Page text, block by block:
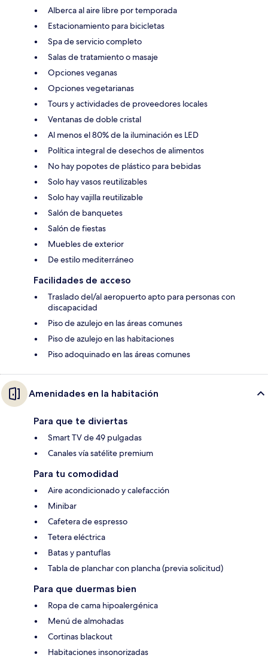
Alberca al aire libre por temporada
Estacionamiento para bicicletas
Spa de servicio completo
Salas de tratamiento o masaje
Opciones veganas
Opciones vegetarianas
Tours y actividades de proveedores locales
Ventanas de doble cristal
Al menos el 80% de la iluminación es LED
Política integral de desechos de alimentos
No hay popotes de plástico para bebidas
Solo hay vasos reutilizables
Solo hay vajilla reutilizable
Salón de banquetes
Salón de fiestas
Muebles de exterior
De estilo mediterráneo
Facilidades de acceso
Traslado del/al aeropuerto apto para personas con
discapacidad
Piso de azulejo en las áreas comunes
Piso de azulejo en las habitaciones
Piso adoquinado en las áreas comunes
Amenidades en la habitación
Para que te diviertas
Smart TV de 49 pulgadas
Canales vía satélite premium
Para tu comodidad
Aire acondicionado y calefacción
Minibar
Cafetera de espresso
Tetera eléctrica
Batas y pantuflas
Tabla de planchar con plancha (previa solicitud)
Para que duermas bien
Ropa de cama hipoalergénica
Menú de almohadas
Cortinas blackout
Habitaciones insonorizadas